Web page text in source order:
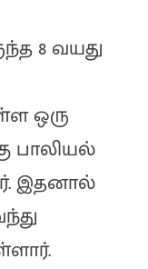
8 வயது
ஒரு
பாலியல்
இதனால்